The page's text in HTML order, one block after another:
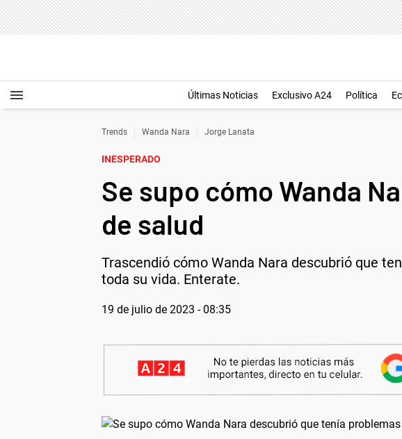
Últimas Noticias Exclusivo A24 Política
Trends Wanda Nara Jorge Lanata
INESPERADO
Se supo cómo Wanda
de salud
Trascendió cómo Wanda Nara descubrió que
toda su vida. Enterate.
19 de julio de 2023 - 08:35